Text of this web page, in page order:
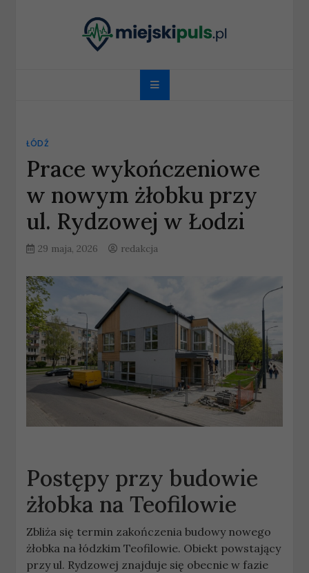
miejskipuls.pl
ŁÓDŹ
Prace wykończeniowe
w nowym żłobku przy
ul. Rydzowej w Łodzi
29 maja, 2026 redakcja
Postępy przy budowie
żłobka na Teofilowie
Zbliża się termin zakończenia budowy nowego
żłobka na łódzkim Teofilowie. Obiekt powstający
przy ul. Rydzowej znajduje się obecnie w fazie